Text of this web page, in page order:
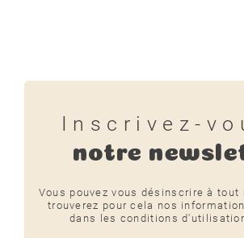
Inscrivez-
notre
Vous pouvez vous désinscrire à tout
trouverez pour cela nos
dans les conditions